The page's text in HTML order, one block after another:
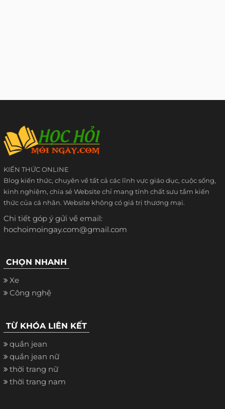
KIẾN THỨC ONLINE
Blog kiến thức, chuyên về tất cả các lĩnh vực giáo dục, cuộc sống,
kinh nghiệm, chia sẻ Website chỉ mang tính chất sưu tầm kiến
thức của cá nhân. Website không có giá trị thương mại.
Chi tiết góp ý gửi về email:
hochoimoingay.com@gmail.com
CHỌN NHANH
Xe
Công nghệ
TỪ KHÓA LIÊN KẾT
quần jean
quần jean nữ
thời trang nữ
thời trang nam